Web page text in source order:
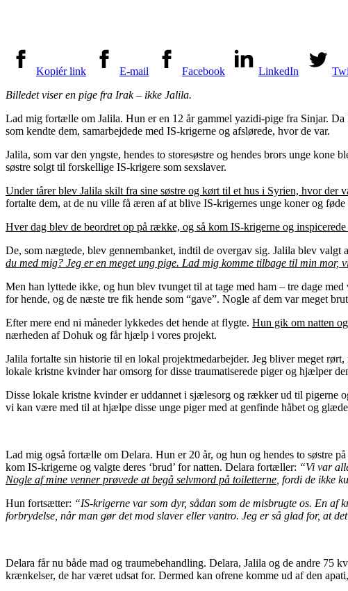
Kopiér link E-mail Facebook LinkedIn
Billedet viser en pige fra Irak – ikke Jalila.
Lad mig fortælle om Jalila. Hun er en 12 år gammel yazidi-pige fra Sinjar. Da
som kendte dem, samarbejdede med IS-krigerne og afslørede, hvor de var.
Jalila, som var den yngste, hendes to storesøstre og hendes brors unge
søstre solgt til forskellige IS-krigere som sexslaver.
Under tårer blev Jalila skilt fra sine søstre og kørt til et hus i Syrien, hvor der
fortalte dem, at de nu ville få æren af at blive IS-krigernes unge koner og
Hver dag blev de beordret op på række, og så kom IS-krigerne og
De, som nægtede, blev gennembanket, indtil de overgav sig. Jalila blev
du med mig? Jeg er en meget ung pige. Lad mig komme tilbage til min mor,
Men han lyttede ikke, og hun blev tvunget til at tage med ham – tre dage
for hende, og de næste tre fik hende som “gave”. Nogle af dem var meget
Efter mere end ni måneder lykkedes det hende at flygte. Hun gik om natten
nærheden af Dohuk og får hjælp i vores projekt.
Jalila fortalte sin historie til en lokal projektmedarbejder. Jeg bliver meget
lokale kristne kvinder har omsorg for disse traumatiserede piger og hjælper
Disse lokale kristne kvinder er uddannet i sjælesorg og rækker ud til pigerne
vi kan være med til at hjælpe disse unge piger med at genfinde håbet og
Lad mig også fortælle om Delara. Hun er 20 år, og hun og hendes to søstre
kom IS-krigerne og valgte deres ‘brud’ for natten. Delara fortæller: “Vi var
Nogle af mine venner prøvede at begå selvmord på toiletterne , fordi de ikke
Hun fortsætter: “IS-krigerne var som dyr, sådan som de misbrugte os. En af
forbrydelse, når man gør det mod slaver eller vantro. Jeg er så glad for, at
Delara får nu både mad og traumebehandling. Delara, Jalila og de andre
krænkelser, de har været udsat for. Dermed kan ofrene komme ud af den